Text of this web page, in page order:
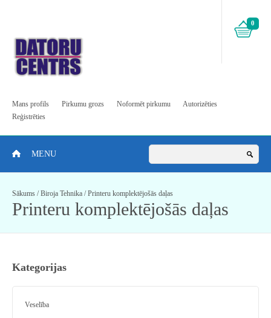
0
Mans profils Pirkumu grozs Noformēt pirkumu
Autorizēties
Reģistrēties
MENU
Sākums /Biroja Tehnika /Printeru komplektējošās daļas
Printeru komplektējošās daļas
Kategorijas
Veselība